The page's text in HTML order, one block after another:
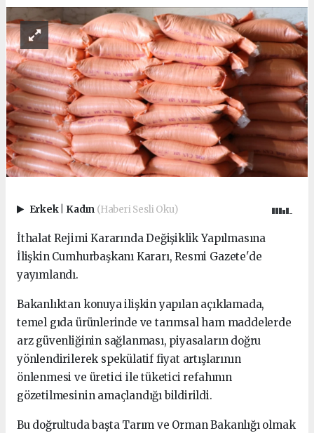
Erkek Kadın (Haberi Sesli Oku)
İthalat Rejimi Kararında Değişiklik Yapılmasına
İlişkin Cumhurbaşkanı Kararı, Resmi Gazete'de
yayımlandı.
Bakanlıktan konuya ilişkin yapılan açıklamada,
temel gıda ürünlerinde ve tarımsal ham maddelerde
arz güvenliğinin sağlanması, piyasaların doğru
yönlendirilerek spekülatif fiyat artışlarının
önlenmesi ve üretici ile tüketici refahının
gözetilmesinin amaçlandığı bildirildi.
Bu doğrultuda başta Tarım ve Orman Bakanlığı olmak